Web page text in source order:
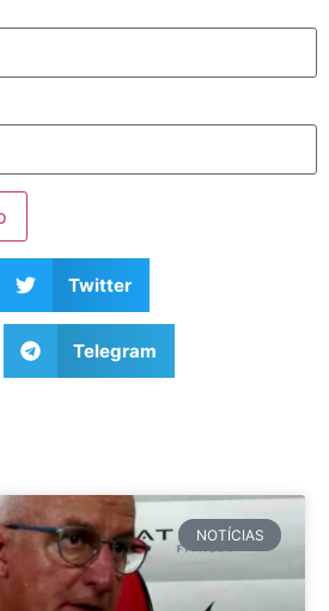
Twitter
Telegram
NOTÍCIAS